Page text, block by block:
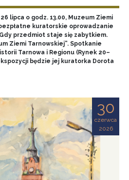
lipca o godz. 13.00, Muzeum Ziemi
kuratorskie oprowadzanie
przedmiot staje się zabytkiem.
Ziemi Tarnowskiej”. Spotkanie
Tarnowa i Regionu (Rynek 20–
będzie jej kuratorka Dorota
30
czerwca
2026